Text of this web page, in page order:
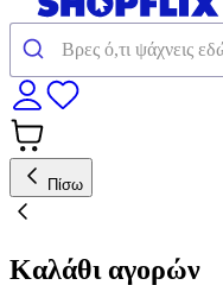
Πίσω
Καλάθι αγορών